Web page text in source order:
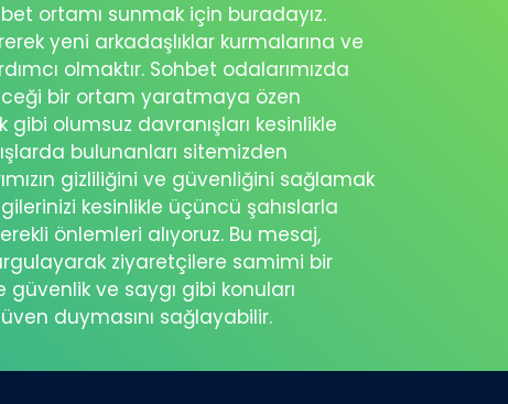
ortamı sunmak için buradayız.
yeni arkadaşlıklar kurmalarına ve
olmaktır. Sohbet odalarımızda
bir ortam yaratmaya özen
gibi olumsuz davranışları kesinlikle
bulunanları sitemizden
gizliliğini ve güvenliğini sağlamak
kesinlikle üçüncü şahıslarla
önlemleri alıyoruz. Bu mesaj,
ziyaretçilere samimi bir
ve saygı gibi konuları
duymasını sağlayabilir.